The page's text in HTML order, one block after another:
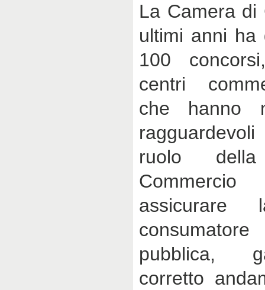
La Camera di
ultimi anni ha
100
centri
che hanno
ruolo
pubblica,
corretto